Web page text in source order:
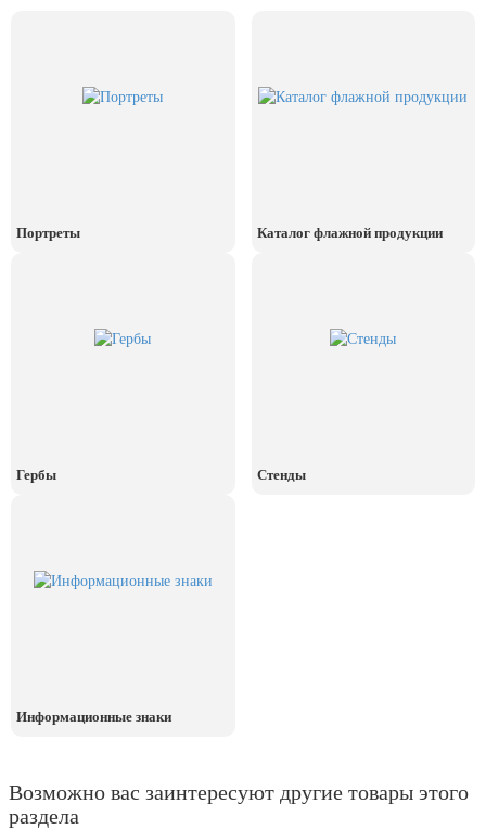
1 июня, День защиты детей
(третье воскресенье июня)
29 июня, День партизан и
июля)
Портреты Каталог флажной продукции
Гербы Стенды
Информационные знаки
Возможно вас заинтересуют другие товары этого
раздела